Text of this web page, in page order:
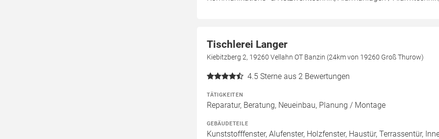
Tischlerei Langer
Kiebitzberg 2, 19260 Vellahn OT Banzin (24km von 19260 Groß Thurow)
4.5 Sterne aus 2 Bewertungen
TÄTIGKEITEN
Reparatur, Beratung, Neueinbau, Planung / Montage
GEBÄUDETEILE
Kunststofffenster, Alufenster, Holzfenster, Haustür, Terrassentür,